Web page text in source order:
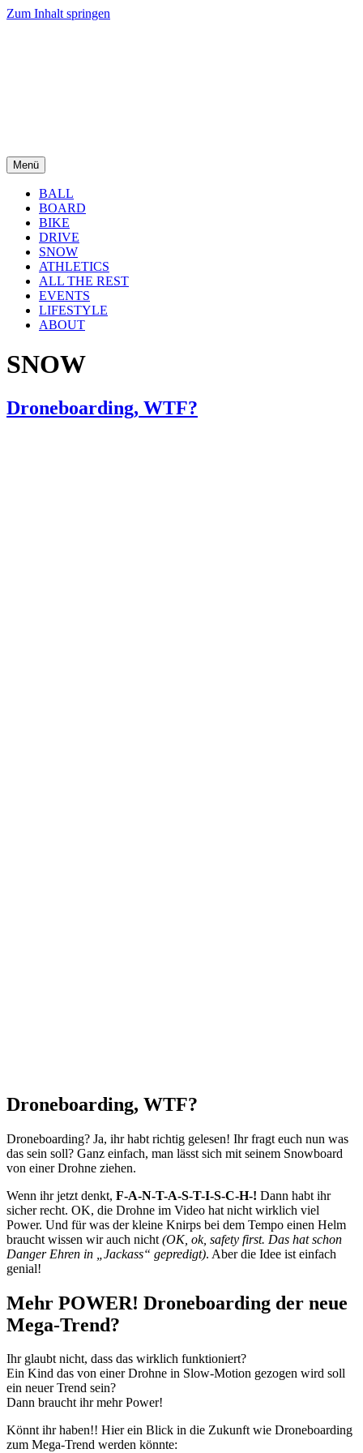
Zum Inhalt springen
Menü
BALL
BOARD
BIKE
DRIVE
SNOW
ATHLETICS
ALL THE REST
EVENTS
LIFESTYLE
ABOUT
SNOW
Droneboarding, WTF?
Droneboarding, WTF?
Droneboarding? Ja, ihr habt richtig gelesen! Ihr fragt euch nun was
das sein soll? Ganz einfach, man lässt sich mit seinem Snowboard
von einer Drohne ziehen.
Wenn ihr jetzt denkt, F-A-N-T-A-S-T-I-S-C-H-! Dann habt ihr
sicher recht. OK, die Drohne im Video hat nicht wirklich viel
Power. Und für was der kleine Knirps bei dem Tempo einen Helm
braucht wissen wir auch nicht (OK, ok, safety first. Das hat schon
Danger Ehren in „Jackass“ gepredigt). Aber die Idee ist einfach
genial!
Mehr POWER! Droneboarding der neue
Mega-Trend?
Ihr glaubt nicht, dass das wirklich funktioniert?
Ein Kind das von einer Drohne in Slow-Motion gezogen wird soll
ein neuer Trend sein?
Dann braucht ihr mehr Power!
Könnt ihr haben!! Hier ein Blick in die Zukunft wie Droneboarding
zum Mega-Trend werden könnte: